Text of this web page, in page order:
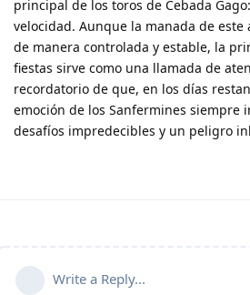
principal de los toros de Cebada
velocidad. Aunque la manada de este
de manera controlada y estable, la
fiestas sirve como una llamada de
recordatorio de que, en los días
emoción de los Sanfermines siempre
desafíos impredecibles y un peligro
Write a Reply...